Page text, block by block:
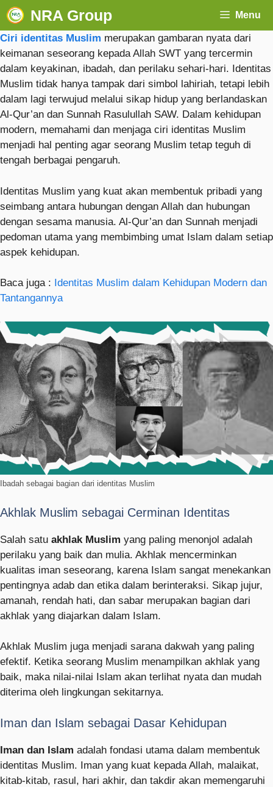
NRA Group Menu
Ciri identitas Muslim merupakan gambaran nyata dari
keimanan seseorang kepada Allah SWT yang tercermin
dalam keyakinan, ibadah, dan perilaku sehari-hari. Identitas
Muslim tidak hanya tampak dari simbol lahiriah, tetapi lebih
dalam lagi terwujud melalui sikap hidup yang berlandaskan
Al-Qur’an dan Sunnah Rasulullah SAW. Dalam kehidupan
modern, memahami dan menjaga ciri identitas Muslim
menjadi hal penting agar seorang Muslim tetap teguh di
tengah berbagai pengaruh.
Identitas Muslim yang kuat akan membentuk pribadi yang
seimbang antara hubungan dengan Allah dan hubungan
dengan sesama manusia. Al-Qur’an dan Sunnah menjadi
pedoman utama yang membimbing umat Islam dalam setiap
aspek kehidupan.
Baca juga : Identitas Muslim dalam Kehidupan Modern dan
Tantangannya
Ibadah sebagai bagian dari identitas Muslim
Akhlak Muslim sebagai Cerminan Identitas
Salah satu akhlak Muslim yang paling menonjol adalah
perilaku yang baik dan mulia. Akhlak mencerminkan
kualitas iman seseorang, karena Islam sangat menekankan
pentingnya adab dan etika dalam berinteraksi. Sikap jujur,
amanah, rendah hati, dan sabar merupakan bagian dari
akhlak yang diajarkan dalam Islam.
Akhlak Muslim juga menjadi sarana dakwah yang paling
efektif. Ketika seorang Muslim menampilkan akhlak yang
baik, maka nilai-nilai Islam akan terlihat nyata dan mudah
diterima oleh lingkungan sekitarnya.
Iman dan Islam sebagai Dasar Kehidupan
Iman dan Islam adalah fondasi utama dalam membentuk
identitas Muslim. Iman yang kuat kepada Allah, malaikat,
kitab-kitab, rasul, hari akhir, dan takdir akan memengaruhi